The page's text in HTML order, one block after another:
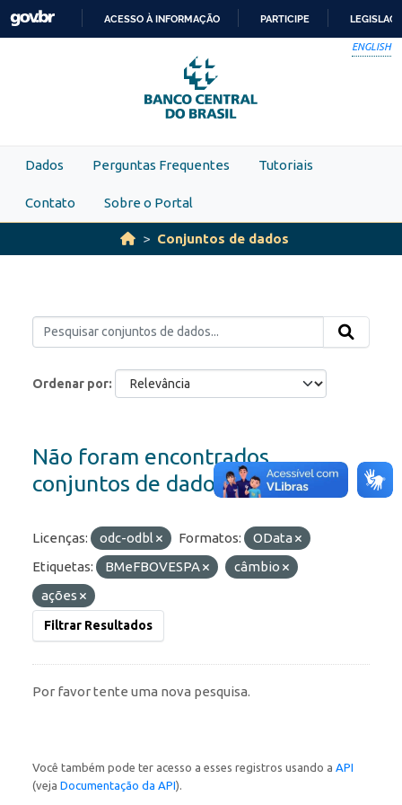
Skip to main content
PARA
O
CONTEÚDO
ACESSO À INFORMAÇÃO PARTICIPE
ENGLISH
Dados Perguntas Frequentes Tutoriais
Contato Sobre o Portal
Conjuntos de dados
Ordenar por
Não foram encontrados
conjuntos de dados
Licenças: odc-odbl Formatos:
OData
Etiquetas:
BMeFBOVESPA
câmbio
ações
Filtrar Resultados
Por favor tente uma nova pesquisa.
Você também pode ter acesso a esses registros usando a API
(veja Documentação da API).